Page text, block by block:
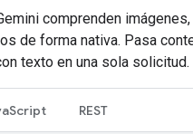
comprenden imágenes,
de forma nativa. Pasa
texto en una sola solicitud.
REST